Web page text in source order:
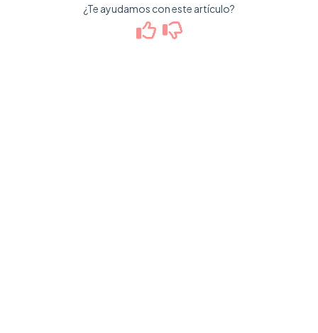
¿Te ayudamos con este artículo?